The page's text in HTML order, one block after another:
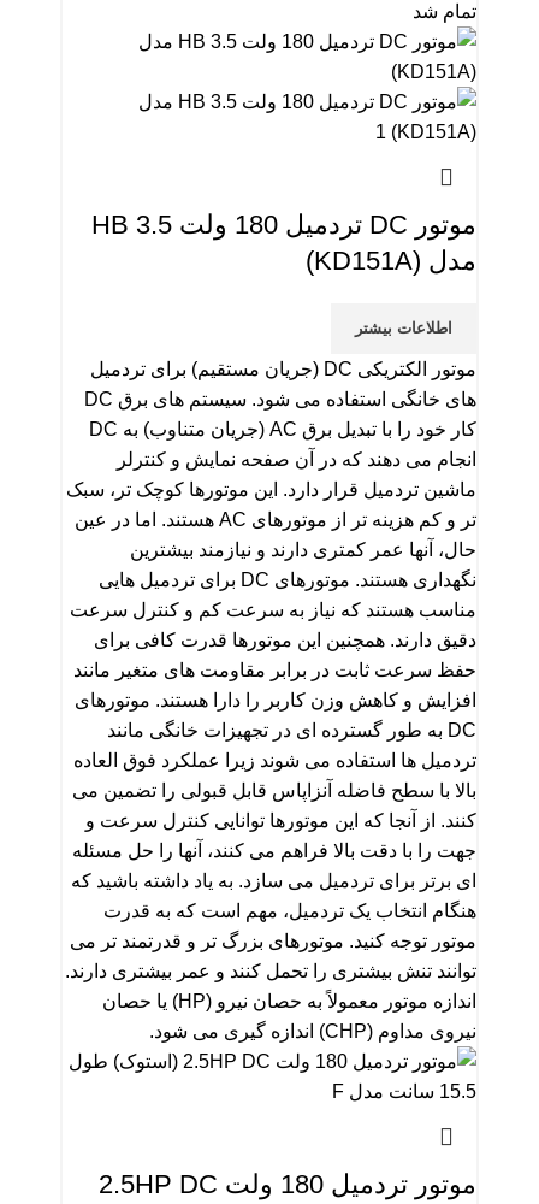
تمام شد
موتور DC تردمیل 180 ولت 3.5 HB
مدل (KD151A)
اطلاعات بیشتر
موتور الکتریکی DC (جریان مستقیم) برای تردمیل
های خانگی استفاده می شود. سیستم های برق DC
کار خود را با تبدیل برق AC (جریان متناوب) به DC
انجام می دهند که در آن صفحه نمایش و کنترلر
ماشین تردمیل قرار دارد. این موتورها کوچک تر، سبک
تر و کم هزینه تر از موتورهای AC هستند. اما در عین
حال، آنها عمر کمتری دارند و نیازمند بیشترین
نگهداری هستند. موتورهای DC برای تردمیل هایی
مناسب هستند که نیاز به سرعت کم و کنترل سرعت
دقیق دارند. همچنین این موتورها قدرت کافی برای
حفظ سرعت ثابت در برابر مقاومت های متغیر مانند
افزایش و کاهش وزن کاربر را دارا هستند. موتورهای
DC به طور گسترده ای در تجهیزات خانگی مانند
تردمیل ها استفاده می شوند زیرا عملکرد فوق العاده
بالا با سطح فاضله آنزاپاس قابل قبولی را تضمین می
کنند. از آنجا که این موتورها توانایی کنترل سرعت و
جهت را با دقت بالا فراهم می کنند، آنها را حل مسئله
ای برتر برای تردمیل می سازد. به یاد داشته باشید که
هنگام انتخاب یک تردمیل، مهم است که به قدرت
موتور توجه کنید. موتورهای بزرگ تر و قدرتمند تر می
توانند تنش بیشتری را تحمل کنند و عمر بیشتری دارند.
اندازه موتور معمولاً به حصان نیرو (HP) یا حصان
نیروی مداوم (CHP) اندازه گیری می شود.
موتور تردمیل 180 ولت 2.5HP DC